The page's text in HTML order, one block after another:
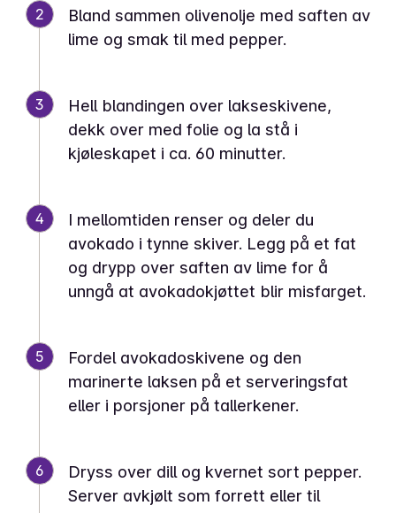
2
Bland sammen olivenolje med saften av
lime og smak til med pepper.
3
Hell blandingen over lakseskivene,
dekk over med folie og la stå i
kjøleskapet i ca. 60 minutter.
4
I mellomtiden renser og deler du
avokado i tynne skiver. Legg på et fat
og drypp over saften av lime for å
unngå at avokadokjøttet blir misfarget.
5
Fordel avokadoskivene og den
marinerte laksen på et serveringsfat
eller i porsjoner på tallerkener.
6
Dryss over dill og kvernet sort pepper.
Server avkjølt som forrett eller til